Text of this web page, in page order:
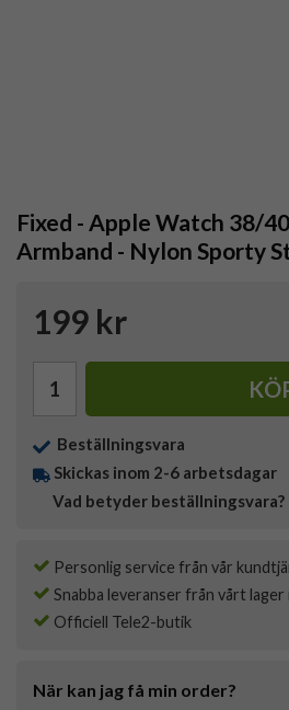
Fixed - Apple Watch 38/
Armband - Nylon Sporty
199 kr
Beställningsvara
Skickas inom 2-6 arbetsdagar
Vad betyder beställningsvara?
Personlig service från vår
Snabba leveranser från vårt lager
Officiell Tele2-butik
När kan jag få min order?